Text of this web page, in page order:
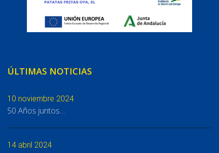
ÚLTIMAS NOTICIAS
10 noviembre 2024
50 Años juntos…
14 abril 2024